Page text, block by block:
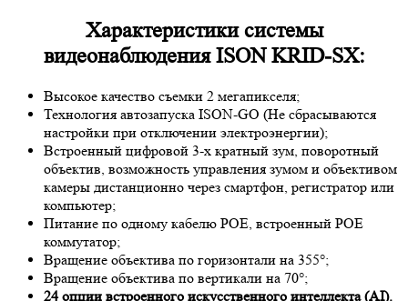
Характеристики системы
видеонаблюдения ISON KRID-SX:
Высокое качество съемки 2 мегапикселя;
Технология автозапуска ISON-GO (Не сбрасываются
настройки при отключении электроэнергии);
Встроенный цифровой 3-х кратный зум, поворотный
объектив, возможность управления зумом и объективом
камеры дистанционно через смартфон, регистратор или
компьютер;
Питание по одному кабелю POE, встроенный POE
коммутатор;
Вращение объектива по горизонтали на 355°;
Вращение объектива по вертикали на 70°;
24 опции встроенного искусственного интеллекта (AI).